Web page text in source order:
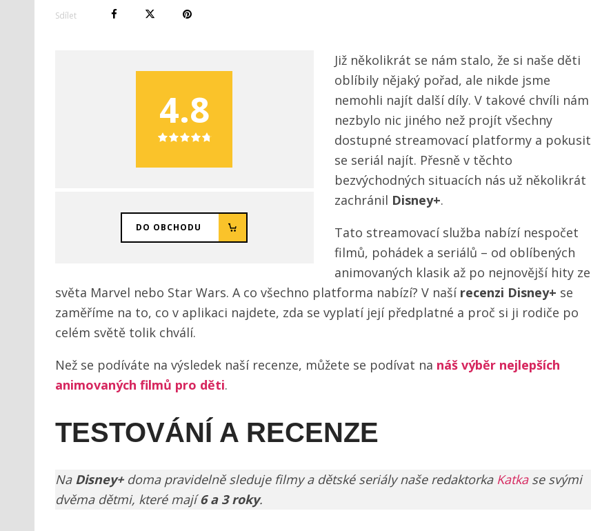
Sdílet
4.8
DO OBCHODU
Již několikrát se nám stalo, že si naše děti
oblíbily nějaký pořad, ale nikde jsme
nemohli najít další díly. V takové chvíli nám
nezbylo nic jiného než projít všechny
dostupné streamovací platformy a pokusit
se seriál najít. Přesně v těchto
bezvýchodných situacích nás už několikrát
zachránil Disney+.
Tato streamovací služba nabízí nespočet
filmů, pohádek a seriálů – od oblíbených
animovaných klasik až po nejnovější hity ze
světa Marvel nebo Star Wars. A co všechno platforma nabízí? V naší recenzi Disney+ se
zaměříme na to, co v aplikaci najdete, zda se vyplatí její předplatné a proč si ji rodiče po
celém světě tolik chválí.
Než se podíváte na výsledek naší recenze, můžete se podívat na náš výběr nejlepších
animovaných filmů pro děti.
TESTOVÁNÍ A RECENZE
Na Disney+doma pravidelně sleduje filmy a dětské seriály naše redaktorka Katkase svými
dvěma dětmi, které mají6 a 3 roky.